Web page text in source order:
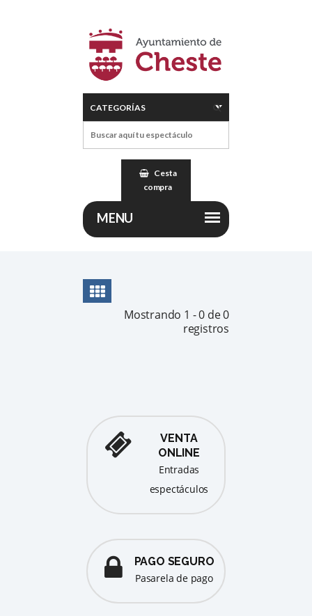
Cesta
compra
Mostrando 1 -0 de 0
registros
VENTA
ONLINE
entradas
espectáculos
PAGO SEGURO
pasarela de pago